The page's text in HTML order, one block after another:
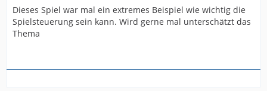
Dieses Spiel war mal ein extremes Beispiel wie wichtig die
Spielsteuerung sein kann. Wird gerne mal unterschätzt das
Thema